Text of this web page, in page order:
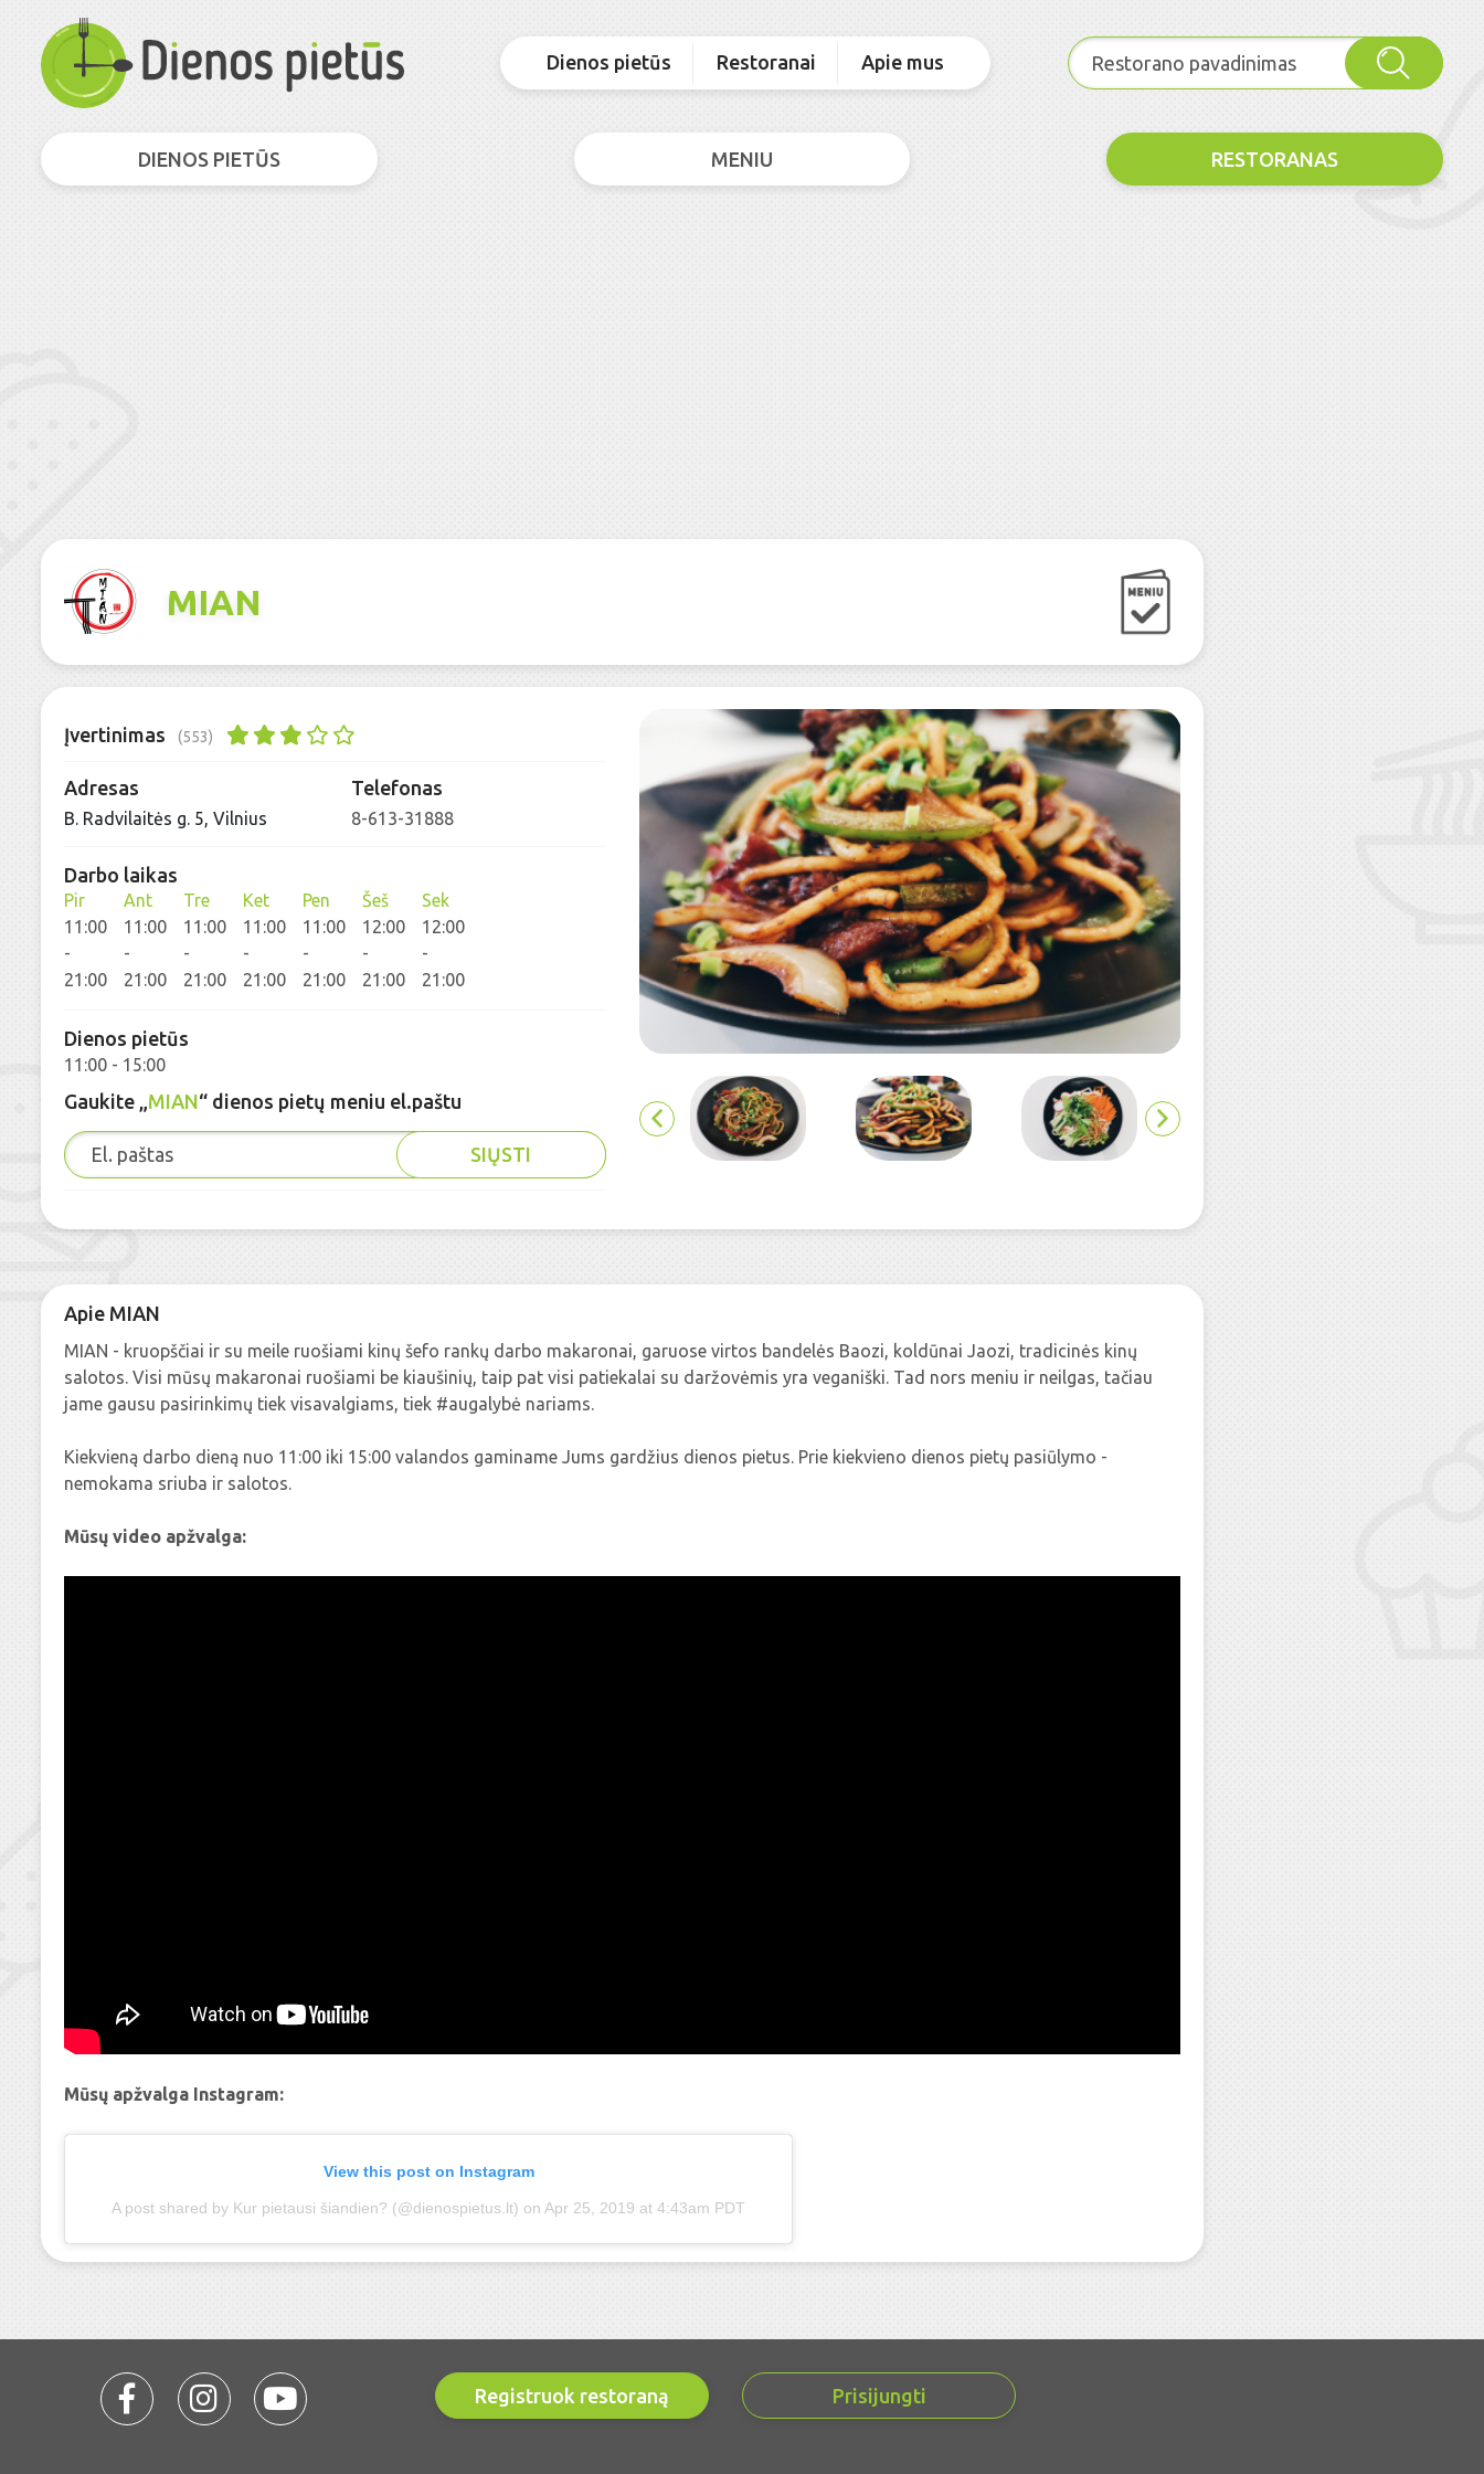
Dienos pietūs Restoranai Apie mus
DIENOS PIETŪS MENIU RESTORANAS
MIAN
Įvertinimas (553)
Adresas
B. Radvilaitės g. 5, Vilnius
Telefonas
8-613-31888
Darbo laikas
Pir
11:00
-
21:00
Ant
11:00
-
21:00
Tre
11:00
-
21:00
Ket
11:00
-
21:00
Pen
11:00
-
21:00
Šeš
12:00
-
21:00
Sek
12:00
-
21:00
Dienos pietūs
11:00 - 15:00
Gaukite „MIAN“ dienos pietų meniu el.paštu
SIŲSTI
Apie MIAN
MIAN - kruopščiai ir su meile ruošiami kinų šefo rankų darbo makaronai, garuose virtos bandelės Baozi, koldūnai Jaozi, tradicinės kinų
salotos. Visi mūsų makaronai ruošiami be kiaušinių, taip pat visi patiekalai su daržovėmis yra veganiški. Tad nors meniu ir neilgas, tačiau
jame gausu pasirinkimų tiek visavalgiams, tiek #augalybė nariams.
Kiekvieną darbo dieną nuo 11:00 iki 15:00 valandos gaminame Jums gardžius dienos pietus. Prie kiekvieno dienos pietų pasiūlymo -
nemokama sriuba ir salotos.
Mūsų video apžvalga:
Mūsų apžvalga Instagram:
View this post on Instagram
A post shared by Kur pietausi šiandien? (@dienospietus.lt) on Apr 25, 2019 at 4:43am PDT
Registruok restoraną Prisijungti